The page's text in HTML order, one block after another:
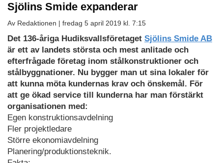
Sjölins Smide expanderar
Av Redaktionen | fredag 5 april 2019 kl. 7:15
Det 136-åriga Hudiksvallsföretaget Sjölins Smide AB
är ett av landets största och mest anlitade och
efterfrågade företag inom stålkonstruktioner och
stålbyggnationer. Nu bygger man ut sina lokaler för
att kunna möta kundernas krav och önskemål. För
att ge ökad service till kunderna har man förstärkt
organisationen med:
Egen konstruktionsavdelning
Fler projektledare
Större ekonomiavdelning
Planering/produktionsteknik.